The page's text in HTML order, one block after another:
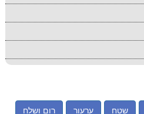
שטח ערעור רום ושלח